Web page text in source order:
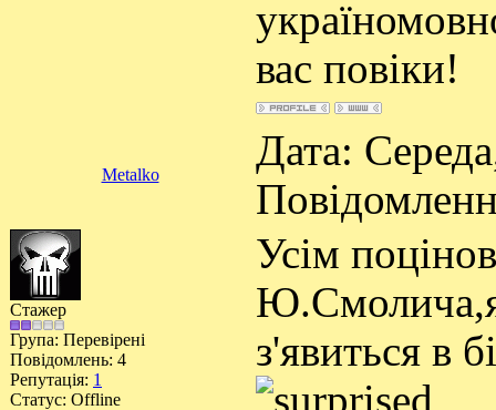
вас повіки!
Metalko
Дата:
Стажер
Група: Перевірені
Повідомлень: 4
Репутація: 1
Статус: Offline
Усім
з'явиться в